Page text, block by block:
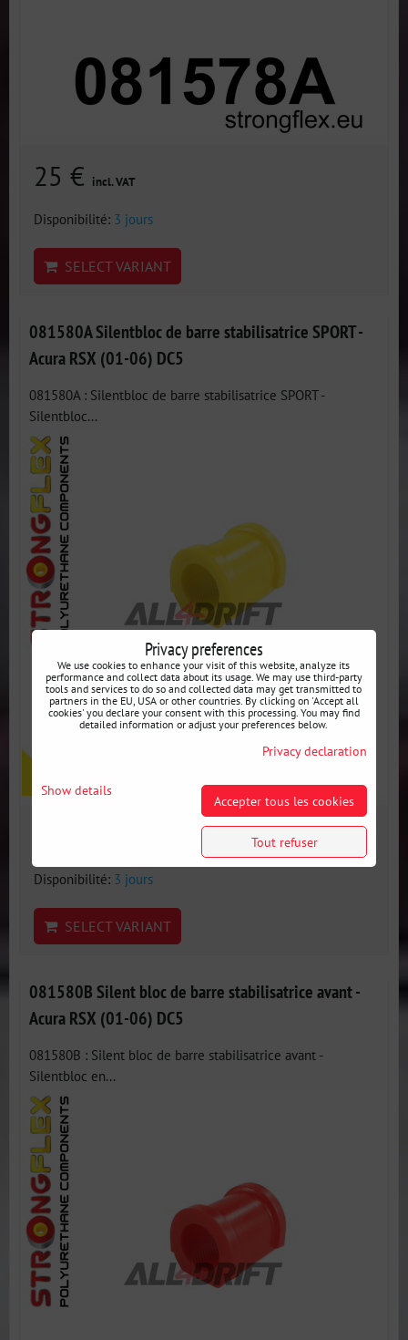
25 € incl. VAT
Disponibilité: 3 jours
SELECT VARIANT
081580A Silentbloc de barre stabilisatrice SPORT -
Acura RSX (01-06) DC5
081580A : Silentbloc de barre stabilisatrice SPORT -
Silentbloc...
Disponibilité: 3 jours
SELECT VARIANT
081580B Silent bloc de barre stabilisatrice avant -
Acura RSX (01-06) DC5
081580B : Silent bloc de barre stabilisatrice avant -
Silentbloc en...
Privacy preferences
We use cookies to enhance your visit of this website, analyze its
performance and collect data about its usage. We may use third-party
tools and services to do so and collected data may get transmitted to
partners in the EU, USA or other countries. By clicking on 'Accept all
cookies' you declare your consent with this processing. You may find
detailed information or adjust your preferences below.
Privacy declaration
Show details
Accepter tous les cookies
Tout refuser